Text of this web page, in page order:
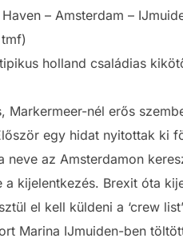
– Amsterdam –
holland családias
Markermeer-nél erős
egy hidat nyitottak ki
neve az Amsterdamon
kijelentkezés. Brexit óta
el kell küldeni a ‘crew
Marina IJmuiden-ben